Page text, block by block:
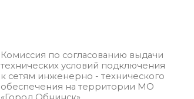
Комиссия по согласованию выдачи
технических условий подключения
к сетям инженерно - технического
обеспечения на территории МО